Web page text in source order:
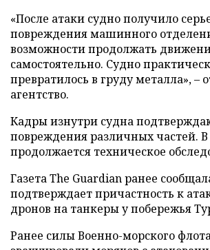
«После атаки судно получило
повреждения машинного
возможности продолжать
самостоятельно. Судно
превратилось в груду металла», –
агентство.
Кадры изнутри судна
повреждения различных частей.
продолжается техническое
Газета The Guardian ранее
подтверждает причастность к
дронов на танкеры у побережья
Ранее силы Военно-морского